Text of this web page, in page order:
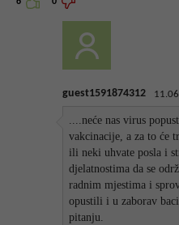
guest1591874312
....neće nas virus
vakcinacije, a za to će
ili neki uhvate posla i
djelatnostima da se
radnim mjestima i
opustili i u zaborav
pitanju.